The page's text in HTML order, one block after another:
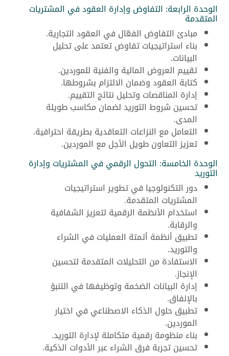
الوحدة الرابعة: التفاوض وإدارة العقود في المشتريات
المتقدمة
مبادئ التفاوض الفعّال في العقود التجارية.
بناء استراتيجيات تفاوض تعتمد على تحليل
البيانات.
تقييم العروض المالية والفنية للموردين.
كتابة العقود وضمان الالتزام بشروطها.
إدارة المناقصات وتحليل نتائج التقييم.
تحسين شروط التوريد لضمان مكاسب طويلة
المدى.
التعامل مع النزاعات التعاقدية بطريقة احترافية.
تعزيز التعاون طويل الأجل مع الموردين.
الوحدة الخامسة: التحول الرقمي في المشتريات وإدارة
التوريد
دور التكنولوجيا في تطوير استراتيجيات
المشتريات المتقدمة.
استخدام الأنظمة الرقمية لتعزيز الشفافية
والرقابة.
تطبيق أنظمة أتمتة العمليات في الشراء
والتوريد.
الاستفادة من التحليلات المتقدمة لتحسين
الإنجاز.
إدارة البيانات الضخمة وتوظيفها في التنبؤ
بالإنفاق.
تطبيق حلول الذكاء الاصطناعي في اختيار
الموردين.
بناء منظومة رقمية متكاملة لإدارة التوريد.
تحسين تجربة فرق الشراء عبر الأدوات الذكية.